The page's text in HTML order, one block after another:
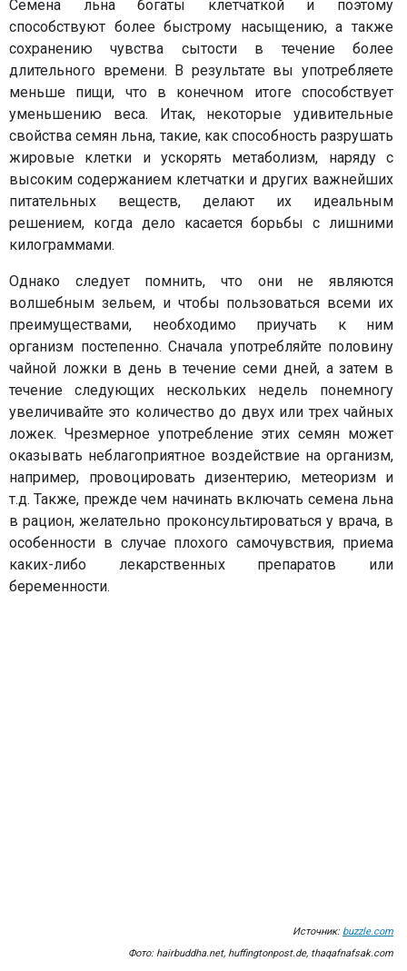
Семена льна богаты клетчаткой и поэтому
способствуют более быстрому насыщению, а также
сохранению чувства сытости в течение более
длительного времени. В результате вы употребляете
меньше пищи, что в конечном итоге способствует
уменьшению веса. Итак, некоторые удивительные
свойства семян льна, такие, как способность разрушать
жировые клетки и ускорять метаболизм, наряду с
высоким содержанием клетчатки и других важнейших
питательных веществ, делают их идеальным
решением, когда дело касается борьбы с лишними
килограммами.
Однако следует помнить, что они не являются
волшебным зельем, и чтобы пользоваться всеми их
преимуществами, необходимо приучать к ним
организм постепенно. Сначала употребляйте половину
чайной ложки в день в течение семи дней, а затем в
течение следующих нескольких недель понемногу
увеличивайте это количество до двух или трех чайных
ложек. Чрезмерное употребление этих семян может
оказывать неблагоприятное воздействие на организм,
например, провоцировать дизентерию, метеоризм и
т.д. Также, прежде чем начинать включать семена льна
в рацион, желательно проконсультироваться у врача, в
особенности в случае плохого самочувствия, приема
каких-либо лекарственных препаратов или
беременности.
Источник: buzzle.com
Фото: hairbuddha.net, huffingtonpost.de, thaqafnafsak.com